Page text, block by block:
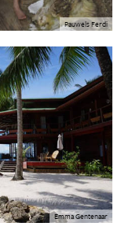
Pauwels Ferdi
Emma Gentenaar